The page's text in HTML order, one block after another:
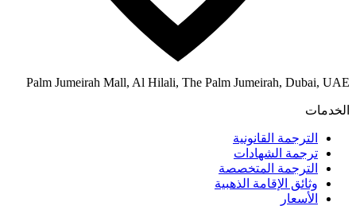
Palm Jumeirah Mall, Al Hilali, The Palm Jumeirah, Dubai, UAE
الخدمات
الترجمة القانونية
ترجمة الشهادات
الترجمة المتخصصة
وثائق الإقامة الذهبية
الأسعار